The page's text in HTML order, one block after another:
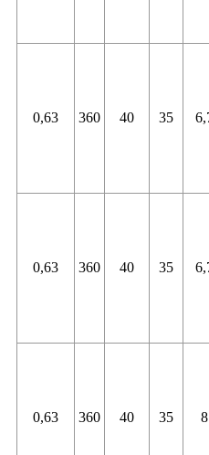
0,63 360 40 35
0,63 360 40 35
0,63 360 40 35 8